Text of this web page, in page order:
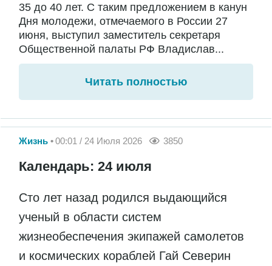
35 до 40 лет. С таким предложением в канун
Дня молодежи, отмечаемого в России 27
июня, выступил заместитель секретаря
Общественной палаты РФ Владислав...
Читать полностью
Жизнь 00:01 / 24 Июля 2026 3850
Календарь: 24 июля
Сто лет назад родился выдающийся
ученый в области систем
жизнеобеспечения экипажей самолетов
и космических кораблей Гай Северин